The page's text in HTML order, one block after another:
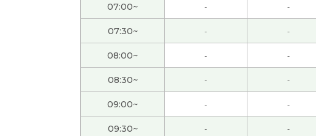
加油！弹钢琴，下次见！ ( 男性 )
今天的聊天也很开心，下次再聊吧!( 男性 )
いつも親切な授業をありがとうございます。 ( 50代 男性 )
对，我继续努力学习下去。下次见！
07:00~ - -
07:30~ - -
08:00~ - -
08:30~ - -
09:00~ - -
09:30~ - -